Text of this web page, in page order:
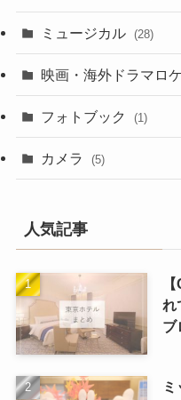
ミュージカル (28)
映画・海外ドラマロ
フォトブック (1)
カメラ (5)
人気記事
れ
ブ